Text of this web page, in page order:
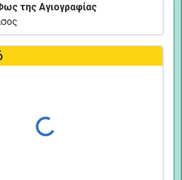
της Αγιογραφίας
Φόρτωση...